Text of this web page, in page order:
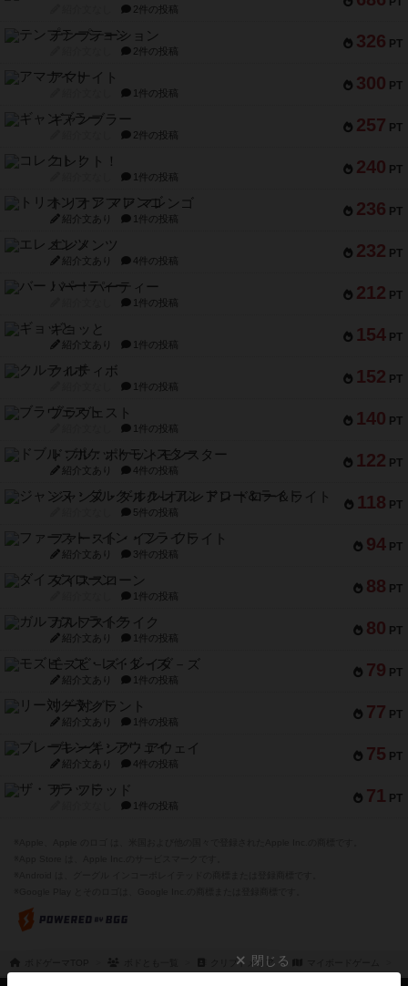
2件の投稿
326 PT
テンプテーション
2件の投稿
300 PT
アマナイト
1件の投稿
257 PT
ギャンブラー
2件の投稿
240 PT
コレクト！
1件の投稿
236 PT
トリオンフ ア マレンゴ
紹介文あり 1件の投稿
232 PT
エレメンツ
紹介文あり 4件の投稿
212 PT
バー！パーティー
1件の投稿
154 PT
ギョッと
紹介文あり 1件の投稿
152 PT
クルティボ
1件の投稿
140 PT
ブラヴェスト
1件の投稿
122 PT
ドブル：ポケットモンスター
紹介文あり 4件の投稿
118 PT
ジャンヌ・ダルク-オルレアン ドロー＆ライト
5件の投稿
94 PT
ファースト・イン・フライト
紹介文あり 3件の投稿
88 PT
ダイススローン
1件の投稿
80 PT
ガルフストライク
紹介文あり 1件の投稿
79 PT
モズビ－ズ・レイダ－ズ
紹介文あり 1件の投稿
77 PT
リー対グラント
紹介文あり 1件の投稿
75 PT
ブレーキング・アウェイ
紹介文あり 4件の投稿
71 PT
ザ・フラッド
1件の投稿
クリプトメリア
閉じる